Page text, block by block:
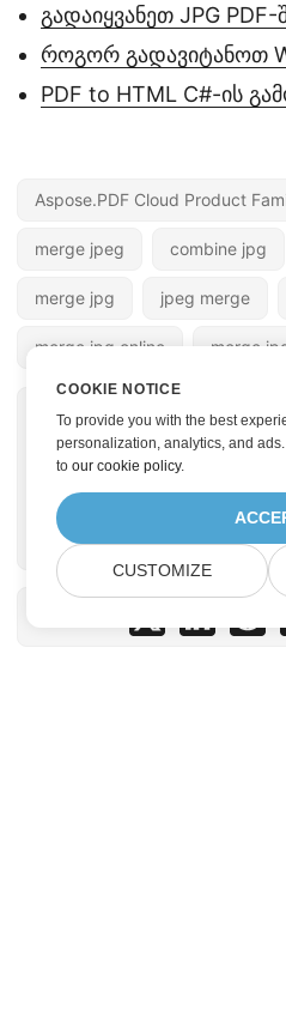
გადაიყვანეთ JPG PDF-
როგორ გადავიტანოთ
PDF to HTML C#-ის
Aspose.PDF Cloud Product
merge jpeg combine jpg
merge jpg jpeg merge
merge jpg online merge
ამოიღეთ ჩარჩო
მრავალ ჩარჩო TIFF
სურათიდან C# REST
API-ს გამოყენებით
COOKIE NOTICE
To provide you with the best
personalization, analytics, and
toour cookie policy.
CUSTOMIZE